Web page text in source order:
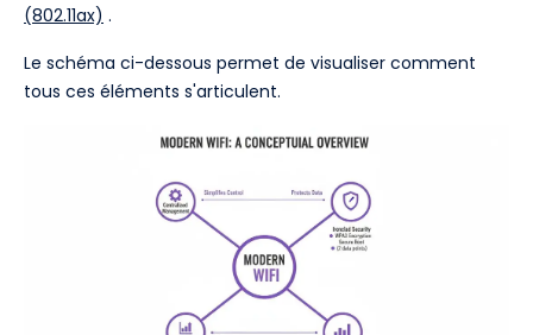
(802.11ax) .
Le schéma ci-dessous permet de visualiser comment
tous ces éléments s'articulent.